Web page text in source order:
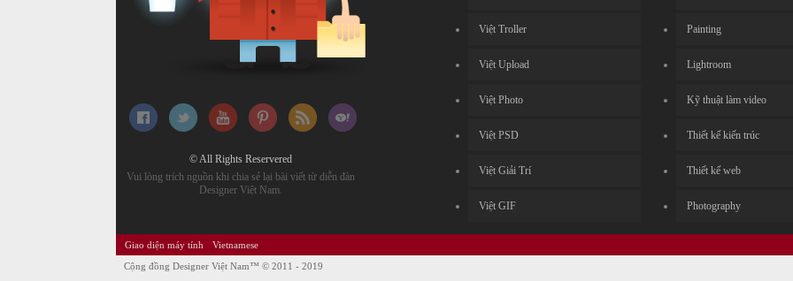
© All Rights Reservered
Vui lòng trích nguồn khi chia sẻ lại bài viết từ diễn đàn
Designer Việt Nam.
Việt Troller
Việt Upload
Việt Photo
Việt PSD
Việt Giải Trí
Việt GIF
Painting
Lightroom
Kỹ thuật làm video
Thiết kế kiến trúc
Thiết kế web
Photography
Giao diện máy tính Vietnamese
Cộng đồng Designer Việt Nam™ © 2011 - 2019